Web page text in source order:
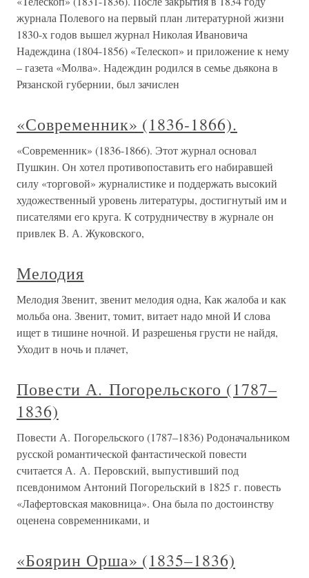
журнала Полевого на первый план литературной жизни
1830-х годов вышел журнал Николая Ивановича
Надеждина (1804-1856) «Телескоп» и приложение к нему
– газета «Молва». Надеждин родился в семье дьякона в
Рязанской губернии, был зачислен
«Современник» (1836-1866).
«Современник» (1836-1866). Этот журнал основал
Пушкин. Он хотел противопоставить его набиравшей
силу «торговой» журналистике и поддержать высокий
художественный уровень литературы, достигнутый им и
писателями его круга. К сотрудничеству в журнале он
привлек В. А. Жуковского,
Мелодия
Мелодия Звенит, звенит мелодия одна, Как жалоба и как
мольба она. Звенит, томит, витает надо мной И слова
ищет в тишине ночной. И разрешенья грусти не найдя,
Уходит в ночь и плачет,
Повести А. Погорельского (1787–
1836)
Повести А. Погорельского (1787–1836) Родоначальником
русской романтической фантастической повести
считается А. А. Перовский, выпустивший под
псевдонимом Антоний Погорельский в 1825 г. повесть
«Лафертовская маковница». Она была по достоинству
оценена современниками, и
«Боярин Орша» (1835–1836)